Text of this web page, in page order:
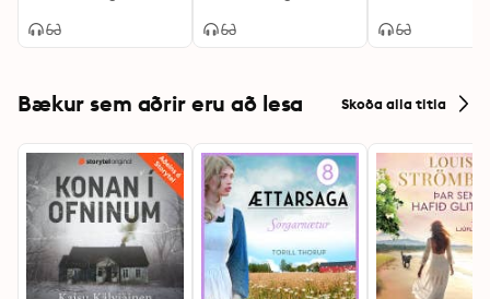
Bækur sem aðrir eru að lesa Skoða alla titla